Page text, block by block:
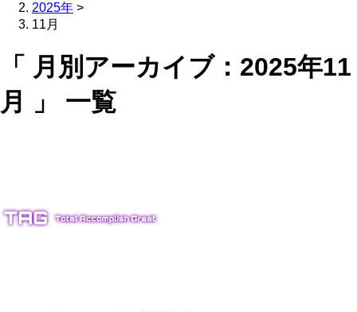
2025年 >
11月
「 月別アーカイブ：2025年11
月 」 一覧